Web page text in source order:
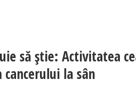
să ştie: Activitatea
la sân